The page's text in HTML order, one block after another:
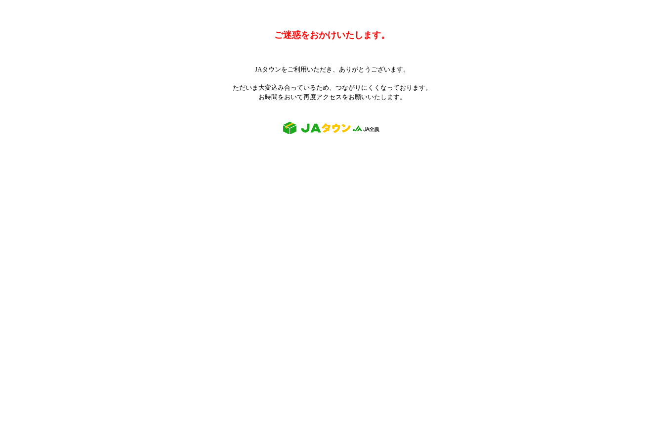
ご迷惑をおかけいたします。
JAタウンをご利用いただき、ありがとうございます。
ただいま大変込み合っているため、つながりにくくなっております。
お時間をおいて再度アクセスをお願いいたします。